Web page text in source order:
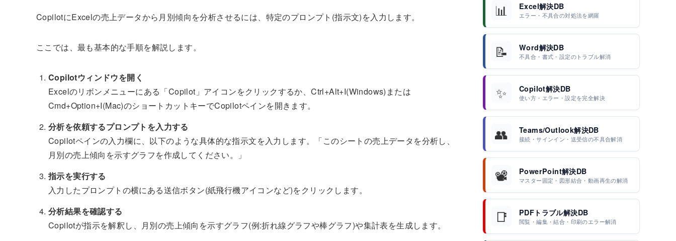
CopilotにExcelの売上データから月別傾向を分析させるには、特定のプロンプト(指示文)を入力します。
ここでは、最も基本的な手順を解説します。
Copilotウィンドウを開く
Excelのリボンメニューにある「Copilot」アイコンをクリックするか、Ctrl+Alt+I(Windows)または
Cmd+Option+I(Mac)のショートカットキーでCopilotペインを開きます。
分析を依頼するプロンプトを入力する
Copilotペインの入力欄に、以下のような具体的な指示文を入力します。「このシートの売上データを分析し、
月別の売上傾向を示すグラフを作成してください。」
指示を実行する
入力したプロンプトの横にある送信ボタン(紙飛行機アイコンなど)をクリックします。
分析結果を確認する
Copilotが指示を解釈し、月別の売上傾向を示すグラフ(例:折れ線グラフや棒グラフ)や集計表を生成します。
📊 Excel解決DB
エラー・不具合の対処法を網羅
📝 Word解決DB
不具合・書式・設定のトラブル解消
✨ Copilot解決DB
使い方・エラー・設定を完全解決
👥 Teams/Outlook解決DB
接続・サインイン・送受信の不具合解消
📽️ PowerPoint解決DB
マスター固定・図形結合・動画再生の解消
📑 PDFトラブル解決DB
閲覧・編集・結合・印刷のエラー解消